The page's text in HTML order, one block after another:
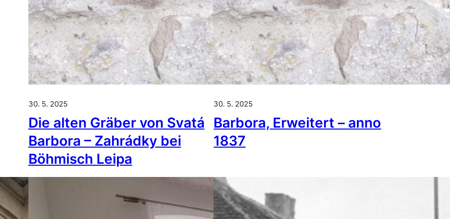
30. 5. 2025
Die alten Gräber von Svatá
Barbora – Zahrádky bei
Böhmisch Leipa
30. 5. 2025
Barbora, Erweitert – anno
1837